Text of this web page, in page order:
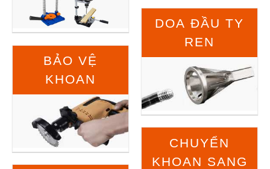
BẢO VỆ
KHOAN
DOA ĐẦU TY
REN
CHUYỂN
KHOAN SANG